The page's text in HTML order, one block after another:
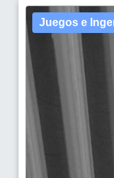
Juegos e